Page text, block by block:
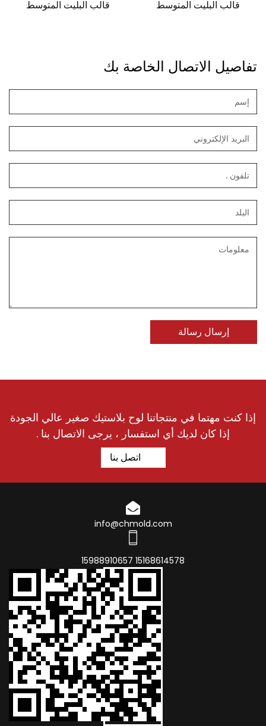
قالب البليت المتوسط قالب البليت المتوسط
تفاصيل الاتصال الخاصة بك
إذا كنت مهتما في منتجاتنا لوح بلاستيك صغير عالي الجودة
إذا كان لديك أي استفسار ، يرجى الاتصال بنا .
اتصل بنا
info@chmold.com
15168614578 15988910657